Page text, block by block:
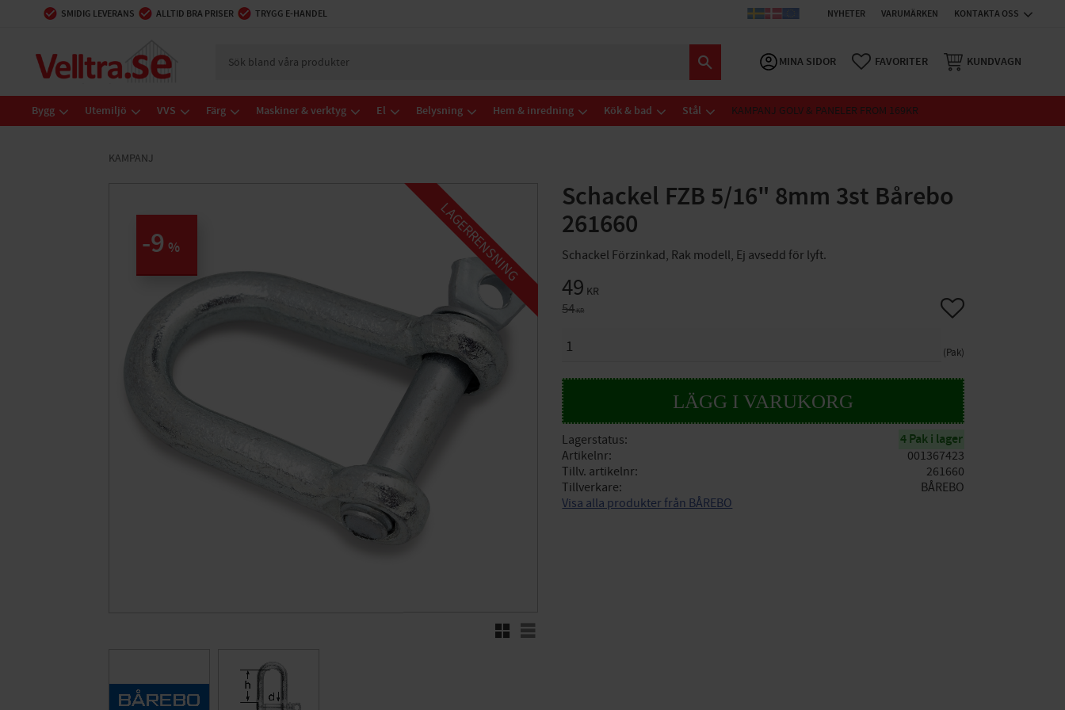
SMIDIG LEVERANS ALLTID BRA PRISER TRYGG E-HANDEL NYHETER VARUMÄRKEN KONTAKTA OSS
MINA SIDOR FAVORITER KUNDVAGN
Bygg Utemiljö VVS Färg Maskiner & verktyg El Belysning Hem & inredning Kök & bad Stål KAMPANJ GOLV & PANELER FROM 169KR
KAMPANJ
Schackel FZB 5/16" 8mm 3st Bårebo
261660
Schackel Förzinkad, Rak modell, Ej avsedd för lyft.
9 % LAGERRENSNING
Rutnätsvy
Listvy
Nedsatt pris:
49 KR
Ordinarie pris:
54KR
Pak
Lägg till i favoriter
Lagerstatus 4 Pak i lager
Artikelnr
001367423
Tillv. artikelnr
261660
Tillverkare
BÅREBO
Visa alla produkter från BÅREBO